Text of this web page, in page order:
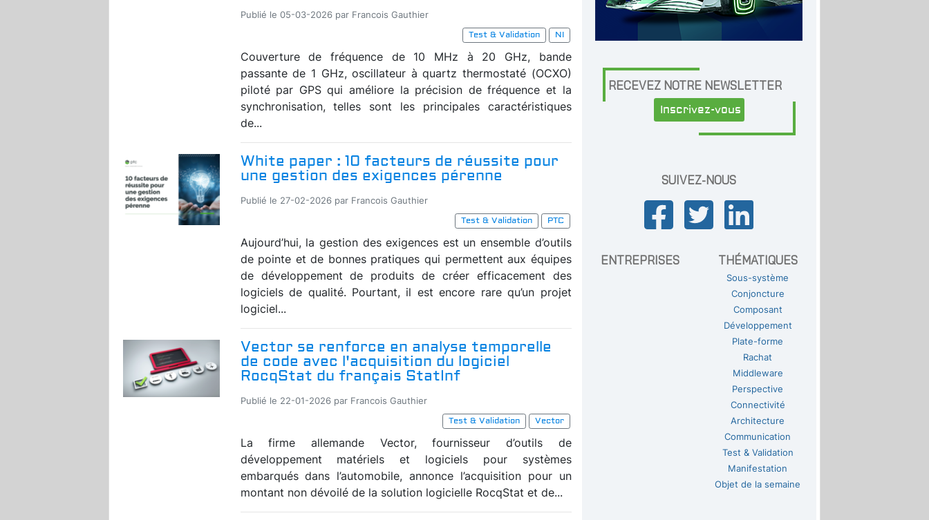
Publié le 05-03-2026 par Francois Gauthier
Test & Validation
NI
Couverture de fréquence de 10 MHz à 20 GHz, bande
passante de 1 GHz, oscillateur à quartz thermostaté (OCXO)
piloté par GPS qui améliore la précision de fréquence et la
synchronisation, telles sont les principales caractéristiques
de...
White paper : 10 facteurs de réussite pour
une gestion des exigences pérenne
Publié le 27-02-2026 par Francois Gauthier
Test & Validation
PTC
Aujourd’hui, la gestion des exigences est un ensemble d’outils
de pointe et de bonnes pratiques qui permettent aux équipes
de développement de produits de créer efficacement des
logiciels de qualité. Pourtant, il est encore rare qu’un projet
logiciel...
Vector se renforce en analyse temporelle
de code avec l'acquisition du logiciel
RocqStat du français StatInf
Publié le 22-01-2026 par Francois Gauthier
Test & Validation
Vector
La firme allemande Vector, fournisseur d’outils de
développement matériels et logiciels pour systèmes
embarqués dans l’automobile, annonce l’acquisition pour un
montant non dévoilé de la solution logicielle RocqStat et de...
RECEVEZ NOTRE NEWSLETTER
Inscrivez-vous
SUIVEZ-NOUS
ENTREPRISES THÉMATIQUES
Sous-système
Conjoncture
Composant
Développement
Plate-forme
Rachat
Middleware
Perspective
Connectivité
Architecture
Communication
Test & Validation
Manifestation
Objet de la semaine